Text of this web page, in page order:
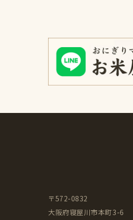
〒572-0832
大阪府寝屋川市本町3-6